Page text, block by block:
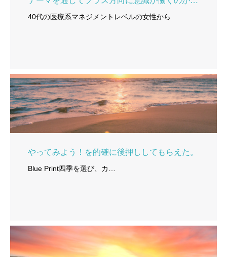
40代の医療系マネジメントレベルの女性から
やってみよう！を的確に後押ししてもらえた。
Blue Print四季を選び、カ…